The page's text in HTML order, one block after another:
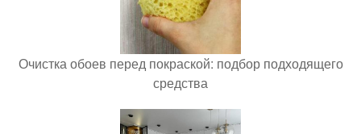
Очистка обоев перед покраской: подбор подходящего
средства